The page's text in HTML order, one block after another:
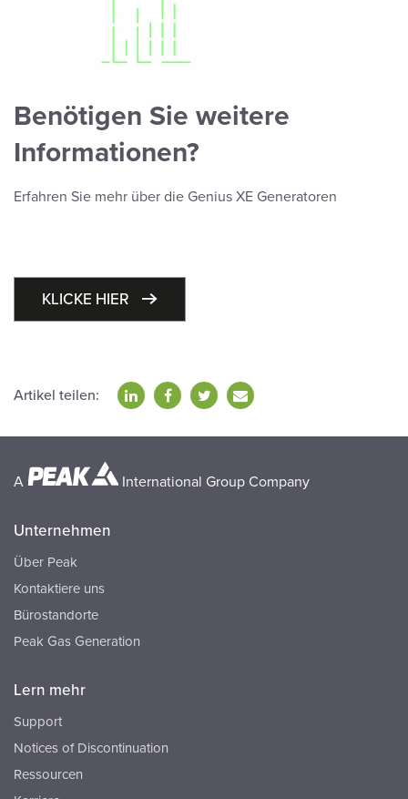
Benötigen Sie weitere
Informationen?
Erfahren Sie mehr über die Genius XE Generatoren
KLICKE HIER
Artikel teilen:
A International Group Company
Unternehmen
Über Peak
Kontaktiere uns
Bürostandorte
Peak Gas Generation
Lern mehr
Support
Notices of Discontinuation
Ressourcen